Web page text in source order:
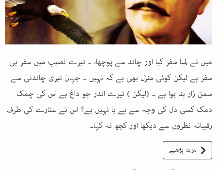
میں نے لمبا سفر کیا اور چاند سے پوچھا، ۔ تیرے نصیب میں سفر ہی
سفر ہے لیکن کوئی منزل بھی ہے کہ نہیں ۔ جہان تیری چاندنی سے
سمن زار بنا ہوا ہے ۔ (لیکن ) تیرے اندر جو داغ ہے اس کی چمک
دمک کسی دل کی وجہ سے ہے یا نہیں ہے؟ اس نے ستارے کی طرف
رقیبانہ نظروں سے دیکھا اور کچھ نہ کہا۔
مزید پڑھیے